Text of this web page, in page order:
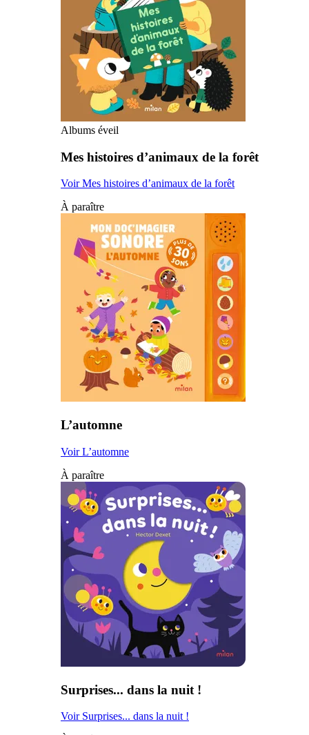
Albums éveil
Mes histoires d’animaux de la forêt
Voir Mes histoires d’animaux de la forêt
À paraître
L’automne
Voir L’automne
À paraître
Surprises... dans la nuit !
Voir Surprises... dans la nuit !